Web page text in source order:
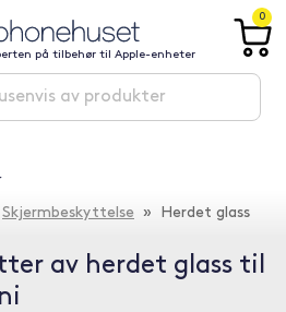
på tilbehør til Apple-enheter
0
Skjermbeskyttelse » Herdet glass
av herdet glass til